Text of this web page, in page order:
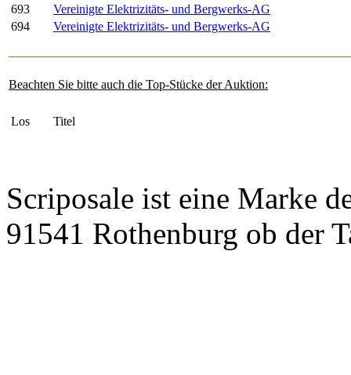
693
Vereinigte Elektrizitäts- und Bergwerks-AG
694
Vereinigte Elektrizitäts- und Bergwerks-AG
Beachten Sie bitte auch die Top-Stücke der Auktion:
Los Titel
Scriposale ist eine Marke
91541 Rothenburg ob der